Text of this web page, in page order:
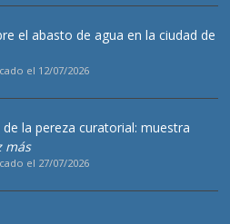
el abasto de agua en la ciudad de
el 12/07/2026
de la pereza curatorial: muestra
más
el 27/07/2026